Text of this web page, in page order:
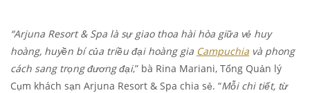
“Arjuna Resort & Spa là sự giao thoa hài hòa giữa vẻ huy
hoàng, huyền bí của triều đại hoàng gia Campuchia và phong
cách sang trọng đương đại,” bà Rina Mariani, Tổng Quản lý
Cụm khách sạn Arjuna Resort & Spa chia sẻ. “Mỗi chi tiết, từ